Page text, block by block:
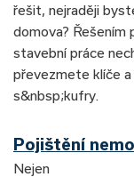
řešit, nejraději
domova? Řešením
stavební práce
převezmete klíče
s&nbsp;kufry.
Pojištění
Nejen